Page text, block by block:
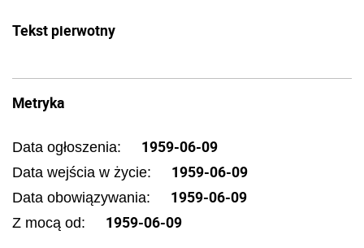
Tekst pierwotny
Metryka
Data ogłoszenia: 1959-06-09
Data wejścia w życie: 1959-06-09
Data obowiązywania: 1959-06-09
Z mocą od: 1959-06-09